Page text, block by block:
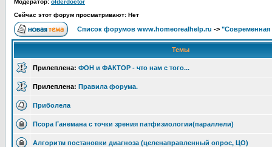
Модератор: olderdoctor
Сейчас этот форум просматривают: Нет
Список форумов www.homeorealhelp.ru -> "Современная
Темы
Прилеплена: ФОН и ФАКТОР - что нам с того...
Прилеплена: Правила форума.
Приболела
Псора Ганемана с точки зрения патфизиологии(параллели)
Алгоритм постановки диагноза (целенаправленный опрос, ЦО)